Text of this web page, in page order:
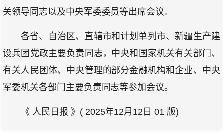
关领导同志以及中央军委委员等出席会议。
各省、自治区、直辖市和计划单列市、新疆生产建
设兵团党政主要负责同志，中央和国家机关有关部门、
有关人民团体、中央管理的部分金融机构和企业、中央
军委机关各部门主要负责同志等参加会议。
《 人民日报 》( 2025年12月12日 01 版)